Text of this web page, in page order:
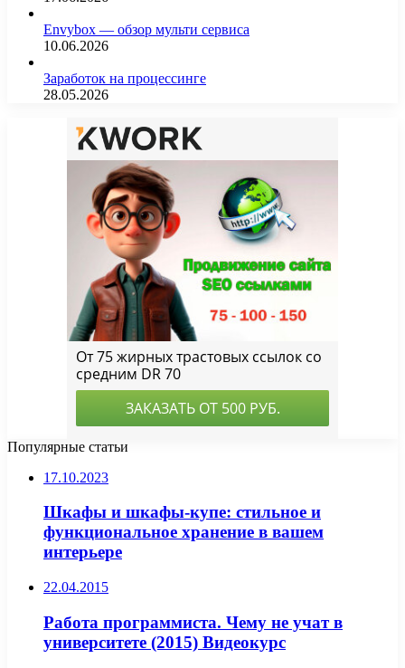
Envybox — обзор мульти сервиса
10.06.2026
Заработок на процессинге
28.05.2026
Популярные статьи
17.10.2023
Шкафы и шкафы-купе: стильное и
функциональное хранение в вашем
интерьере
22.04.2015
Работа программиста. Чему не учат в
университете (2015) Видеокурс